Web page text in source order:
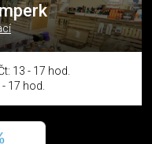
13 - 17 hod.
- 17 hod.